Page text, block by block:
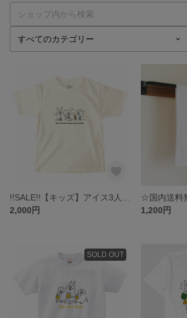
2,000円
1,200円
SOLD OUT